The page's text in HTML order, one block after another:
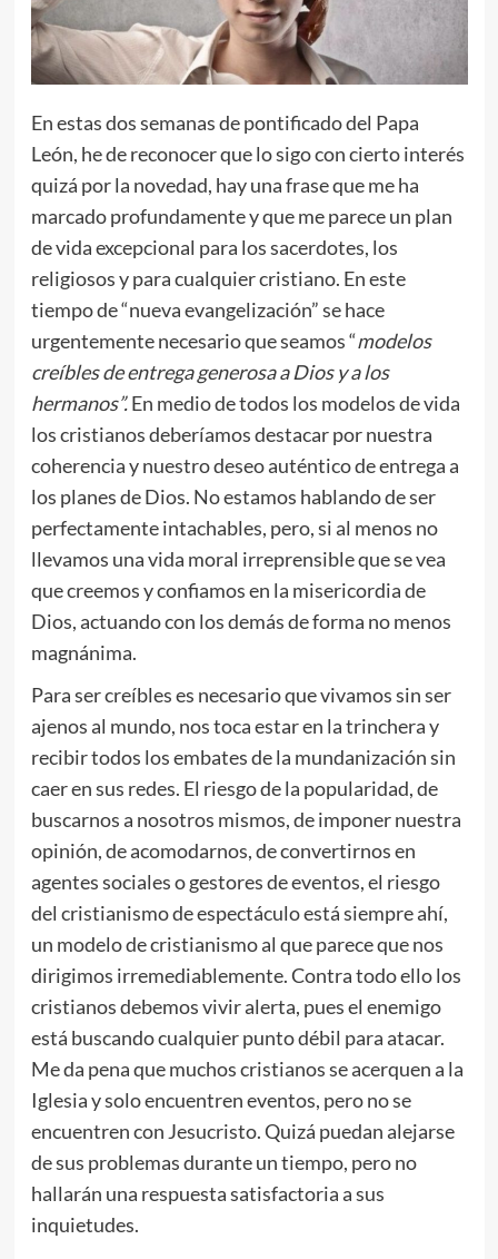
En estas dos semanas de pontificado del Papa
León, he de reconocer que lo sigo con cierto interés
quizá por la novedad, hay una frase que me ha
marcado profundamente y que me parece un plan
de vida excepcional para los sacerdotes, los
religiosos y para cualquier cristiano. En este
tiempo de “nueva evangelización” se hace
urgentemente necesario que seamos “modelos
creíbles de entrega generosa a Dios y a los
hermanos”.En medio de todos los modelos de vida
los cristianos deberíamos destacar por nuestra
coherencia y nuestro deseo auténtico de entrega a
los planes de Dios. No estamos hablando de ser
perfectamente intachables, pero, si al menos no
llevamos una vida moral irreprensible que se vea
que creemos y confiamos en la misericordia de
Dios, actuando con los demás de forma no menos
magnánima.
Para ser creíbles es necesario que vivamos sin ser
ajenos al mundo, nos toca estar en la trinchera y
recibir todos los embates de la mundanización sin
caer en sus redes. El riesgo de la popularidad, de
buscarnos a nosotros mismos, de imponer nuestra
opinión, de acomodarnos, de convertirnos en
agentes sociales o gestores de eventos, el riesgo
del cristianismo de espectáculo está siempre ahí,
un modelo de cristianismo al que parece que nos
dirigimos irremediablemente. Contra todo ello los
cristianos debemos vivir alerta, pues el enemigo
está buscando cualquier punto débil para atacar.
Me da pena que muchos cristianos se acerquen a la
Iglesia y solo encuentren eventos, pero no se
encuentren con Jesucristo. Quizá puedan alejarse
de sus problemas durante un tiempo, pero no
hallarán una respuesta satisfactoria a sus
inquietudes.